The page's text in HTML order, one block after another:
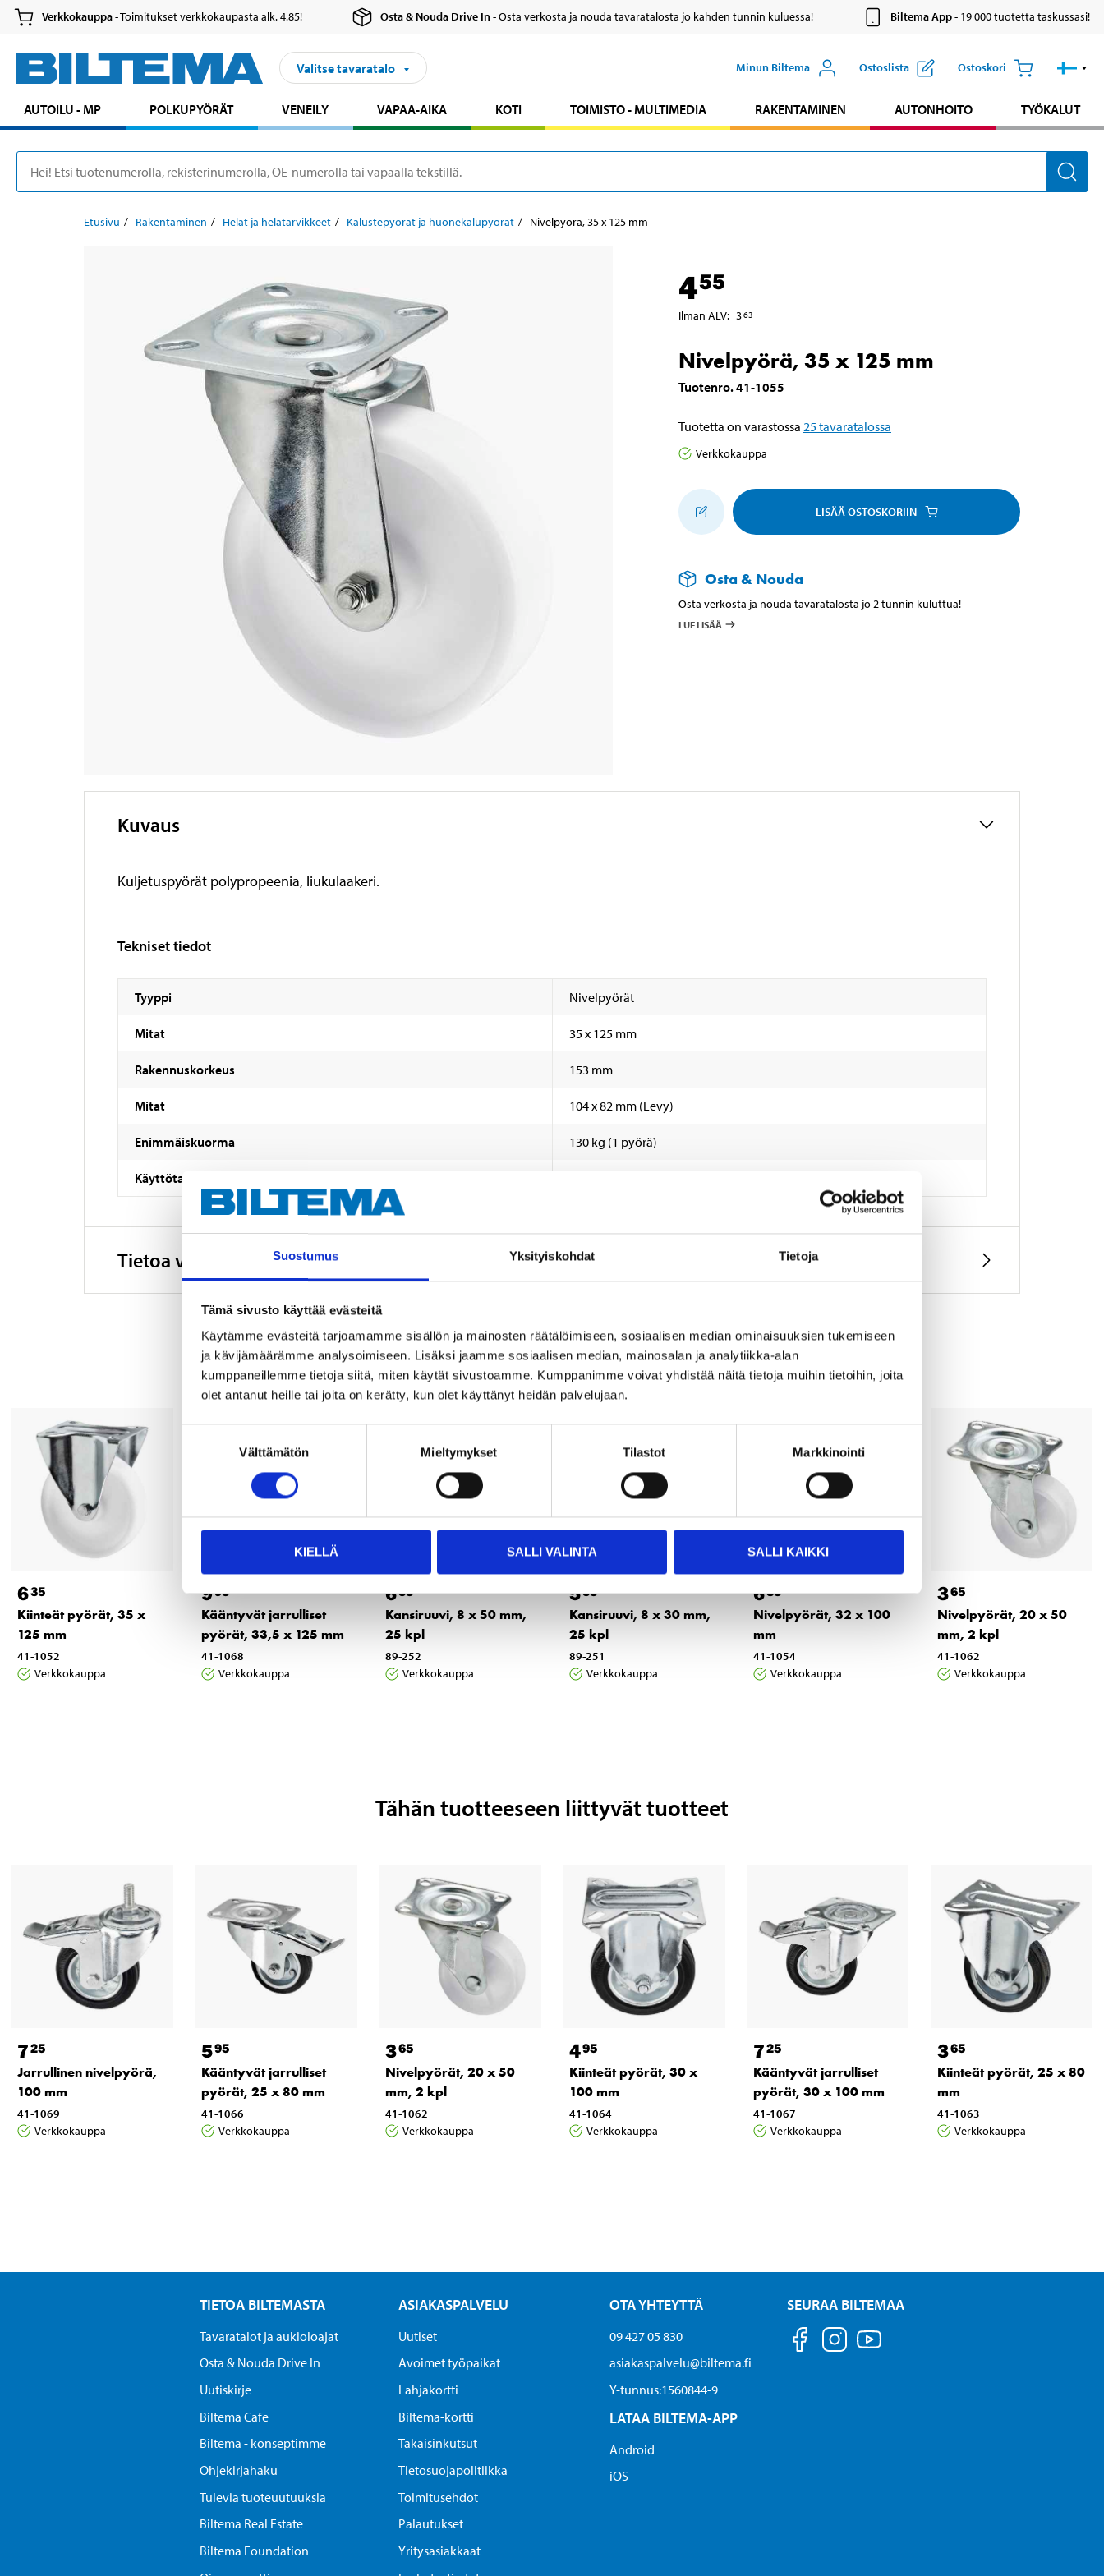
Suostumus Yksityiskohdat Tietoja
Tämä sivusto käyttää evästeitä
Käytämme evästeitä tarjoamamme sisällön ja mainosten räätälöimiseen, sosiaalisen median ominaisuuksien tukemiseen
ja kävijämäärämme analysoimiseen. Lisäksi jaamme sosiaalisen median, mainosalan ja analytiikka-alan
kumppaneillemme tietoja siitä, miten käytät sivustoamme. Kumppanimme voivat yhdistää näitä tietoja muihin tietoihin, joita
olet antanut heille tai joita on kerätty, kun olet käyttänyt heidän palvelujaan.
Välttämätön Mieltymykset Tilastot Markkinointi
KIELLÄ SALLI VALINTA SALLI KAIKKI
Verkkokauppa- Toimitukset verkkokaupasta alk. 4.85! Osta & Nouda Drive In- Osta verkosta ja nouda tavaratalosta jo kahden tunnin kuluessa! Biltema App- 19 000 tuotetta taskussasi!
Valitse tavaratalo Minun Biltema Ostoslista Ostoskori
AUTOILU - MP POLKUPYÖRÄT VENEILY VAPAA-AIKA KOTI TOIMISTO - MULTIMEDIA RAKENTAMINEN AUTONHOITO TYÖKALUT
Etusivu Rakentaminen Helat ja helatarvikkeet Kalustepyörät ja huonekalupyörät Nivelpyörä, 35 x 125 mm
455
Ilman ALV: 363
Nivelpyörä, 35 x 125 mm
Tuotenro.41-1055
Tuotetta on varastossa 25tavaratalossa
Verkkokauppa
LISÄÄ OSTOSKORIIN
Osta & Nouda
Osta verkosta ja nouda tavaratalosta jo 2 tunnin kuluttua!
LUE LISÄÄ
Kuvaus
Kuljetuspyörät polypropeenia, liukulaakeri.
Tekniset tiedot
Tyyppi Nivelpyörät
Mitat 35 x 125 mm
Rakennuskorkeus 153 mm
Mitat 104 x 82 mm (Levy)
Enimmäiskuorma 130 kg (1 pyörä)
Käyttötarkoitus
Tietoa valmistajasta
Muut asiakkaat ostivat myös
635
Kiinteät pyörät, 35 x
125 mm
41-1052
Verkkokauppa
995
Kääntyvät jarrulliset
pyörät, 33,5 x 125 mm
41-1068
Verkkokauppa
655
Kansiruuvi, 8 x 50 mm,
25 kpl
89-252
Verkkokauppa
555
Kansiruuvi, 8 x 30 mm,
25 kpl
89-251
Verkkokauppa
635
Nivelpyörät, 32 x 100
mm
41-1054
Verkkokauppa
365
Nivelpyörät, 20 x 50
mm, 2 kpl
41-1062
Verkkokauppa
Tähän tuotteeseen liittyvät tuotteet
725
Jarrullinen nivelpyörä,
100 mm
41-1069
Verkkokauppa
595
Kääntyvät jarrulliset
pyörät, 25 x 80 mm
41-1066
Verkkokauppa
365
Nivelpyörät, 20 x 50
mm, 2 kpl
41-1062
Verkkokauppa
495
Kiinteät pyörät, 30 x
100 mm
41-1064
Verkkokauppa
725
Kääntyvät jarrulliset
pyörät, 30 x 100 mm
41-1067
Verkkokauppa
365
Kiinteät pyörät, 25 x 80
mm
41-1063
Verkkokauppa
TIETOA BILTEMASTA
Tavaratalot ja aukioloajat
Osta & Nouda Drive In
Uutiskirje
Biltema Cafe
Biltema - konseptimme
Ohjekirjahaku
Tulevia tuoteuutuuksia
Biltema Real Estate
Biltema Foundation
ASIAKASPALVELU
Uutiset
Avoimet työpaikat
Lahjakortti
Biltema-kortti
Takaisinkutsut
Tietosuojapolitiikka
Toimitusehdot
Palautukset
Yritysasiakkaat
OTA YHTEYTTÄ
09 427 05 830
asiakaspalvelu@biltema.fi
Y-tunnus:1560844-9
LATAA BILTEMA-APP
Android
iOS
SEURAA BILTEMAA